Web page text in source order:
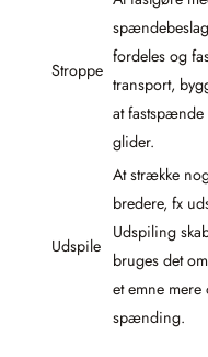
Stroppe
fordeles og
transport,
at fastspænde
glider.
Udspile
At strække
bredere, fx
Udspiling
bruges det
et emne
spænding.